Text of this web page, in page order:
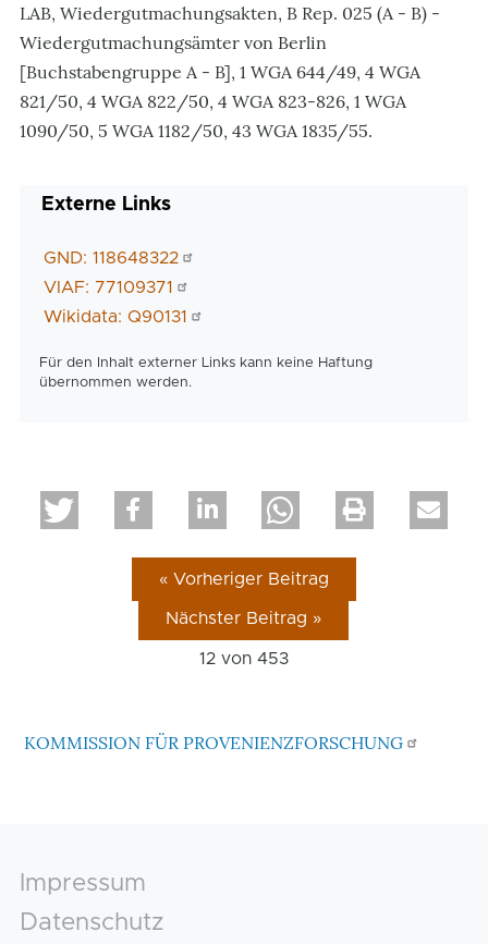
LAB, Wiedergutmachungsakten, B Rep. 025 (A - B) -
Wiedergutmachungsämter von Berlin
[Buchstabengruppe A - B], 1 WGA 644/49, 4 WGA
821/50, 4 WGA 822/50, 4 WGA 823-826, 1 WGA
1090/50, 5 WGA 1182/50, 43 WGA 1835/55.
Externe Links
GND: 118648322
VIAF: 77109371
Wikidata: Q90131
Für den Inhalt externer Links kann keine Haftung
übernommen werden.
« Vorheriger Beitrag
Nächster Beitrag »
12 von 453
KOMMISSION FÜR PROVENIENZFORSCHUNG
Footer
Impressum
Datenschutz